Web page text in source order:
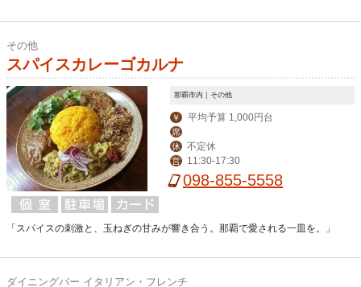
その他
スパイスカレーゴカルナ
那覇市内｜その他
￥ 平均予算 1,000円台
席
休
不定休
営 11:30-17:30
098-855-5558
「スパイスの刺激と、玉ねぎの甘みが響き合う。那覇で愛される一皿を。」
ダイニングバー イタリアン・フレンチ